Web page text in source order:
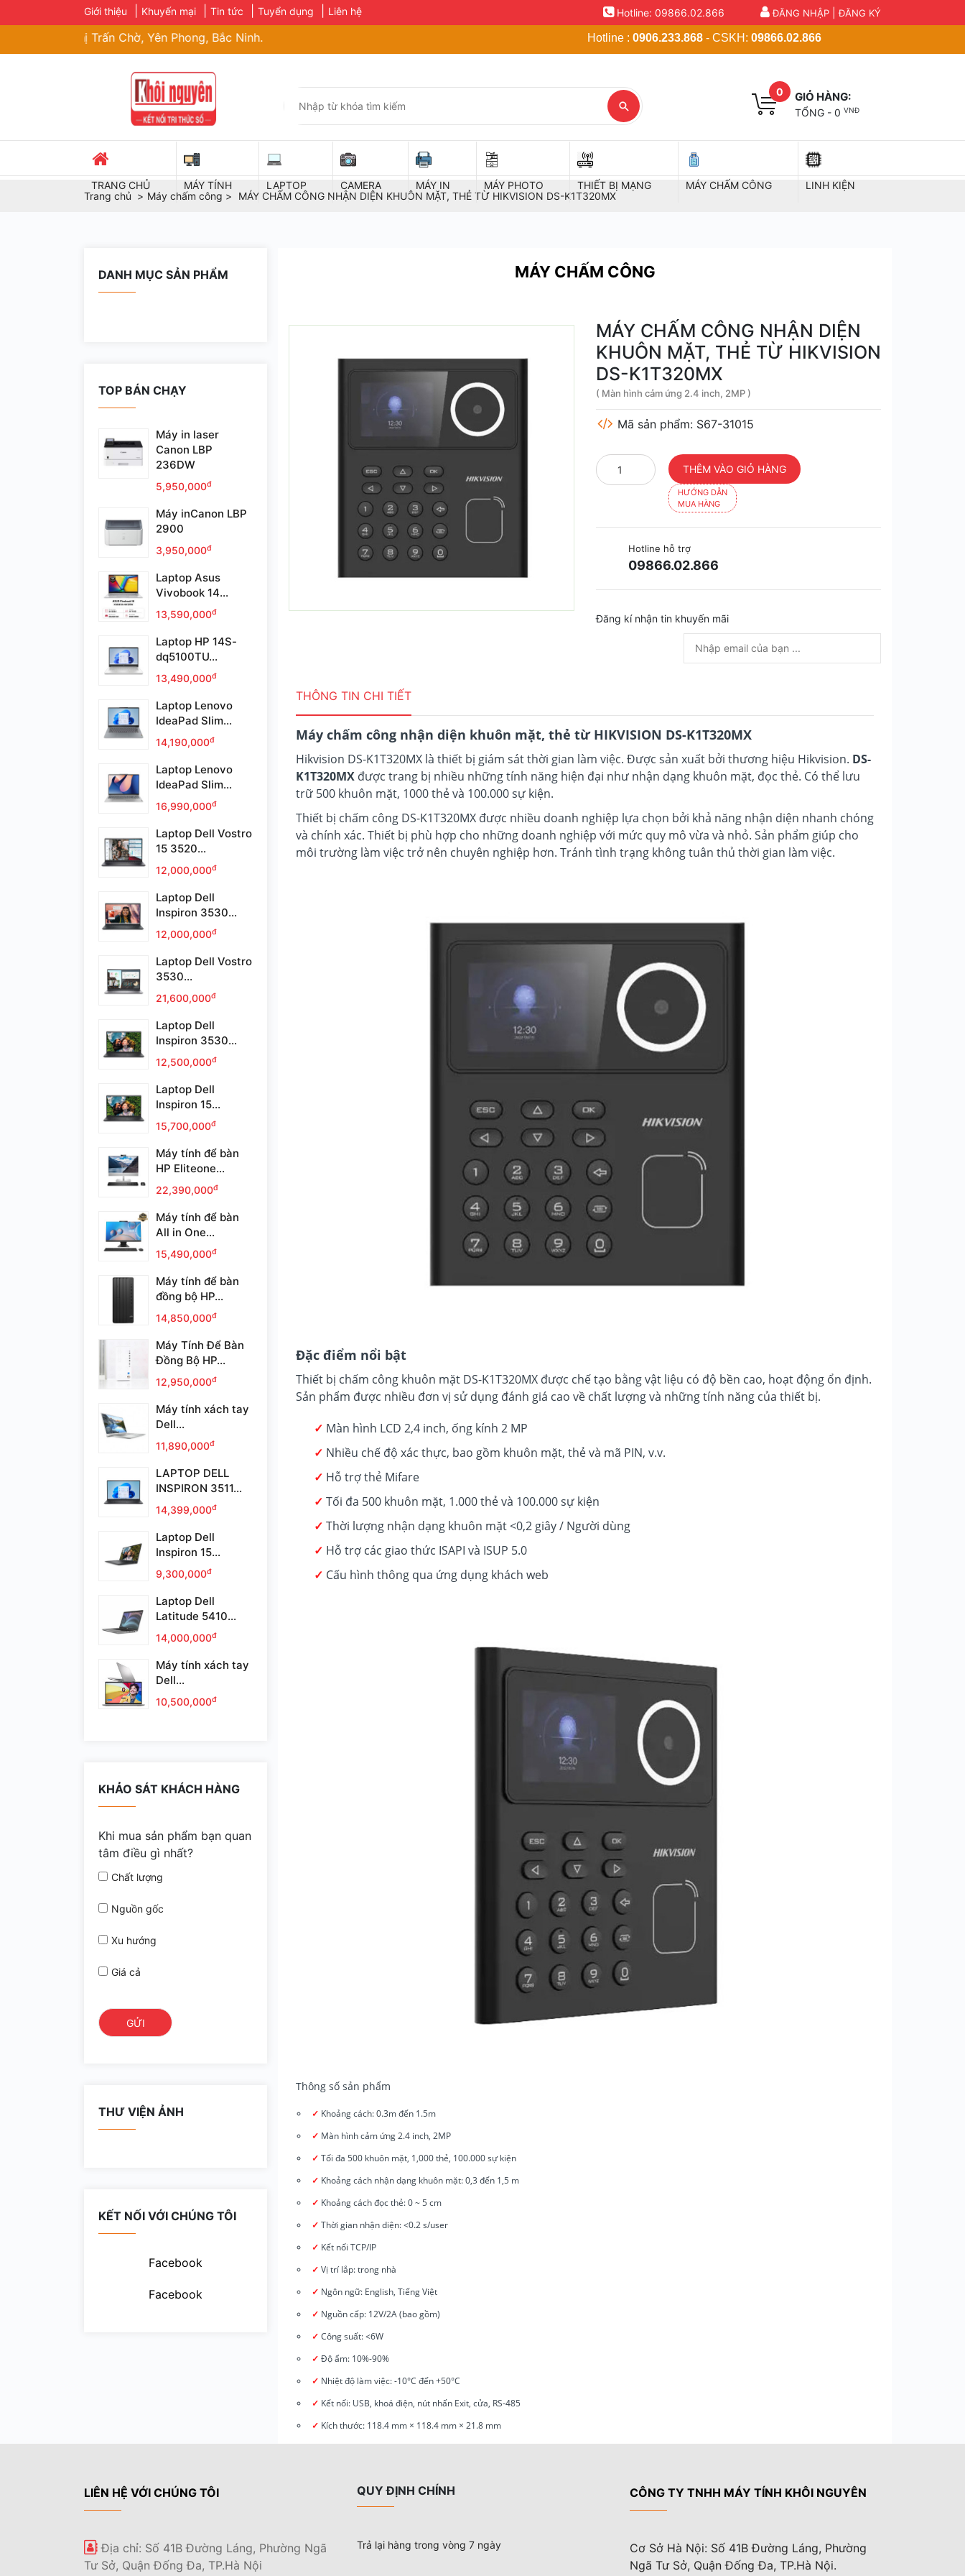
Giới thiệu Khuyến mại Tin tức Tuyển dụng Liên hệ ĐĂNG NHẬP |ĐĂNG KÝ
Hotline: 09866.02.866
Thị Trấn Chờ, Yên Phong, Bắc Ninh. Hotline : 0906.233.868- CSKH: 09866.02.866
0 GIỎ HÀNG:
TỔNG - 0 VNĐ
TRANG CHỦ MÁY TÍNH LAPTOP CAMERA MÁY IN MÁY PHOTO THIẾT BỊ MẠNG MÁY CHẤM CÔNG
LINH KIỆN
Trang chủ
Máy chấm công MÁY CHẤM CÔNG NHẬN DIỆN KHUÔN MẶT, THẺ TỪ HIKVISION DS-K1T320MX
DANH MỤC SẢN PHẨM
TOP BÁN CHẠY
Máy in laser
Canon LBP
236DW
5,950,000đ
Máy inCanon LBP
2900
3,950,000đ
Laptop Asus
Vivobook 14...
13,590,000đ
Laptop HP 14S-
dq5100TU...
13,490,000đ
Laptop Lenovo
IdeaPad Slim...
14,190,000đ
Laptop Lenovo
IdeaPad Slim...
16,990,000đ
Laptop Dell Vostro
15 3520...
12,000,000đ
Laptop Dell
Inspiron 3530...
12,000,000đ
Laptop Dell Vostro
3530...
21,600,000đ
Laptop Dell
Inspiron 3530...
12,500,000đ
Laptop Dell
Inspiron 15...
15,700,000đ
Máy tính để bàn
HP Eliteone...
22,390,000đ
Máy tính để bàn
All in One...
15,490,000đ
Máy tính để bàn
đồng bộ HP...
14,850,000đ
Máy Tính Để Bàn
Đồng Bộ HP...
12,950,000đ
Máy tính xách tay
Dell...
11,890,000đ
LAPTOP DELL
INSPIRON 3511...
14,399,000đ
Laptop Dell
Inspiron 15...
9,300,000đ
Laptop Dell
Latitude 5410...
14,000,000đ
Máy tính xách tay
Dell...
10,500,000đ
KHẢO SÁT KHÁCH HÀNG
Khi mua sản phẩm bạn quan
tâm điều gì nhất?
Chất lượng
Nguồn gốc
Xu hướng
Giá cả
THƯ VIỆN ẢNH
KẾT NỐI VỚI CHÚNG TÔI
Facebook
Facebook
MÁY CHẤM CÔNG
MÁY CHẤM CÔNG NHẬN DIỆN
KHUÔN MẶT, THẺ TỪ HIKVISION
DS-K1T320MX
( Màn hình cảm ứng 2.4 inch, 2MP )
Mã sản phẩm: S67-31015
HƯỚNG DẪN
MUA HÀNG
Hotline hỗ trợ
09866.02.866
Đăng kí nhận tin khuyến mãi
THÔNG TIN CHI TIẾT
Máy chấm công nhận diện khuôn mặt, thẻ từ HIKVISION DS-K1T320MX
Hikvision DS-K1T320MX là thiết bị giám sát thời gian làm việc. Được sản xuất bởi thương hiệu Hikvision. DS-
K1T320MX được trang bị nhiều những tính năng hiện đại như nhận dạng khuôn mặt, đọc thẻ. Có thể lưu
trữ 500 khuôn mặt, 1000 thẻ và 100.000 sự kiện.
Thiết bị chấm công DS-K1T320MX được nhiều doanh nghiệp lựa chọn bởi khả năng nhận diện nhanh chóng
và chính xác. Thiết bị phù hợp cho những doanh nghiệp với mức quy mô vừa và nhỏ. Sản phẩm giúp cho
môi trường làm việc trở nên chuyên nghiệp hơn. Tránh tình trạng không tuân thủ thời gian làm việc.
Đặc điểm nổi bật
Thiết bị chấm công khuôn mặt DS-K1T320MX được chế tạo bằng vật liệu có độ bền cao, hoạt động ổn định.
Sản phẩm được nhiều đơn vị sử dụng đánh giá cao về chất lượng và những tính năng của thiết bị.
Màn hình LCD 2,4 inch, ống kính 2 MP
Nhiều chế độ xác thực, bao gồm khuôn mặt, thẻ và mã PIN, v.v.
Hỗ trợ thẻ Mifare
Tối đa 500 khuôn mặt, 1.000 thẻ và 100.000 sự kiện
Thời lượng nhận dạng khuôn mặt <0,2 giây / Người dùng
Hỗ trợ các giao thức ISAPI và ISUP 5.0
Cấu hình thông qua ứng dụng khách web
Thông số sản phẩm
Khoảng cách: 0.3m đến 1.5m
Màn hình cảm ứng 2.4 inch, 2MP
Tối đa 500 khuôn mặt, 1,000 thẻ, 100.000 sự kiện
Khoảng cách nhận dạng khuôn mặt: 0,3 đến 1,5 m
Khoảng cách đọc thẻ: 0 ~ 5 cm
Thời gian nhận diện: <0.2 s/user
Kết nối TCP/IP
Vị trí lắp: trong nhà
Ngôn ngữ: English, Tiếng Việt
Nguồn cấp: 12V/2A (bao gồm)
Công suất: <6W
Độ ẩm: 10%-90%
Nhiệt độ làm việc: -10°C đến +50°C
Kết nối: USB, khoá điện, nút nhấn Exit, cửa, RS-485
Kích thước: 118.4 mm × 118.4 mm × 21.8 mm
LIÊN HỆ VỚI CHÚNG TÔI
Địa chỉ: Số 41B Đường Láng, Phường Ngã
Tư Sở, Quận Đống Đa, TP.Hà Nội
QUY ĐỊNH CHÍNH
Trả lại hàng trong vòng 7 ngày
CÔNG TY TNHH MÁY TÍNH KHÔI NGUYÊN
Cơ Sở Hà Nội: Số 41B Đường Láng, Phường
Ngã Tư Sở, Quận Đống Đa, TP.Hà Nội.